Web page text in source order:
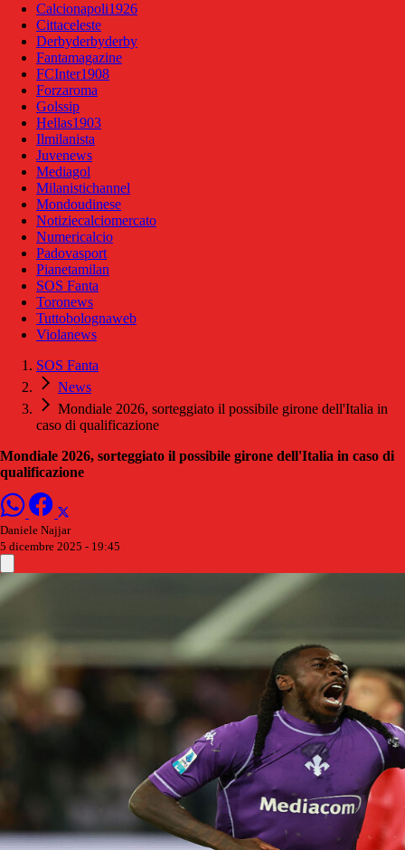
Calcionapoli1926
Cittaceleste
Derbyderbyderby
Fantamagazine
FCInter1908
Forzaroma
Golssip
Hellas1903
Ilmilanista
Juvenews
Mediagol
Milanistichannel
Mondoudinese
Notiziecalciomercato
Numericalcio
Padovasport
Pianetamilan
SOS Fanta
Toronews
Tuttobolognaweb
Violanews
SOS Fanta
News
Mondiale 2026, sorteggiato il possibile girone dell'Italia in
caso di qualificazione
Mondiale 2026, sorteggiato il possibile girone dell'Italia in caso di
qualificazione
Daniele Najjar
5 dicembre 2025 - 19:45